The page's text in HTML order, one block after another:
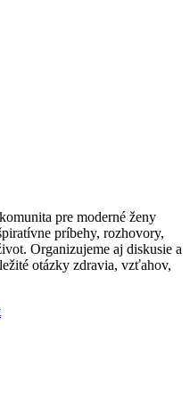
pre moderné ženy
príbehy, rozhovory,
Organizujeme aj diskusie a
otázky zdravia, vzťahov,